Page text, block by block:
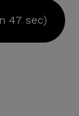
47 sec)